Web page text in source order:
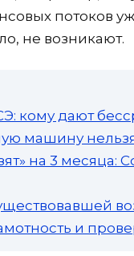
потоков
не возникают.
кому дают
машину
на 3 месяца:
и